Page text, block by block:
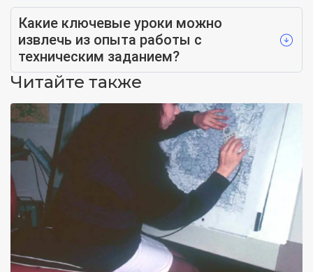
Какие ключевые уроки можно
извлечь из опыта работы с
техническим заданием?
Читайте также